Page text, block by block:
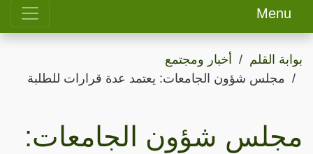
Menu
بوابة القلم
أخبار ومجتمع
مجلس شؤون الجامعات: يعتمد عدة قرارات للطلبة
مجلس شؤون الجامعات: